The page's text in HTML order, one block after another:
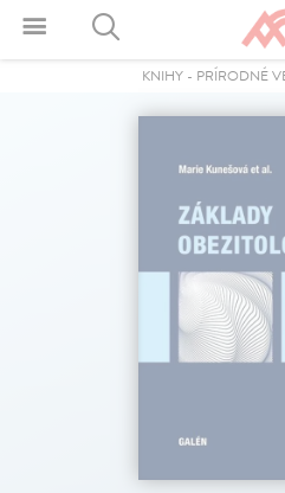
KNIHY- PRÍRODNÉ